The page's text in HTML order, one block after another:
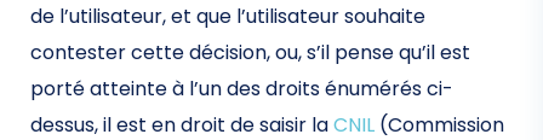
de l’utilisateur, et que l’utilisateur souhaite
contester cette décision, ou, s’il pense qu’il est
porté atteinte à l’un des droits énumérés ci-
dessus, il est en droit de saisir laCNIL (Commission